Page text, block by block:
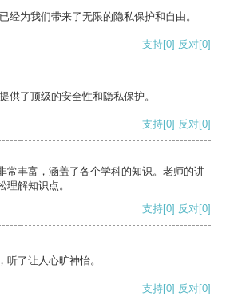
经为我们带来了无限的隐私保护和自由。
支持[0] 反对[0]
供了顶级的安全性和隐私保护。
支持[0] 反对[0]
常丰富，涵盖了各个学科的知识。老师的讲
理解知识点。
支持[0] 反对[0]
了让人心旷神怡。
支持[0] 反对[0]